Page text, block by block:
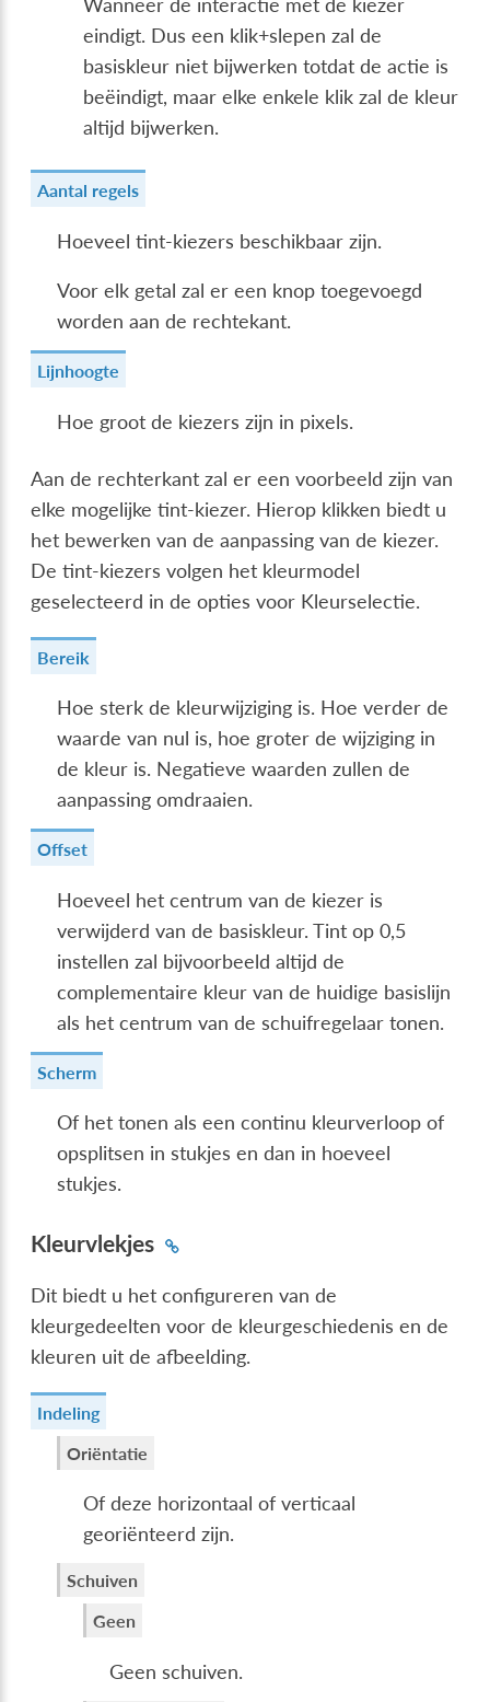
Wanneer de interactie met de kiezer
eindigt. Dus een klik+slepen zal de
basiskleur niet bijwerken totdat de actie is
beëindigt, maar elke enkele klik zal de kleur
altijd bijwerken.
Aantal regels
Hoeveel tint-kiezers beschikbaar zijn.
Voor elk getal zal er een knop toegevoegd
worden aan de rechtekant.
Lijnhoogte
Hoe groot de kiezers zijn in pixels.
Aan de rechterkant zal er een voorbeeld zijn van
elke mogelijke tint-kiezer. Hierop klikken biedt u
het bewerken van de aanpassing van de kiezer.
De tint-kiezers volgen het kleurmodel
geselecteerd in de opties voor Kleurselectie.
Bereik
Hoe sterk de kleurwijziging is. Hoe verder de
waarde van nul is, hoe groter de wijziging in
de kleur is. Negatieve waarden zullen de
aanpassing omdraaien.
Offset
Hoeveel het centrum van de kiezer is
verwijderd van de basiskleur. Tint op 0,5
instellen zal bijvoorbeeld altijd de
complementaire kleur van de huidige basislijn
als het centrum van de schuifregelaar tonen.
Scherm
Of het tonen als een continu kleurverloop of
opsplitsen in stukjes en dan in hoeveel
stukjes.
Kleurvlekjes
Dit biedt u het configureren van de
kleurgedeelten voor de kleurgeschiedenis en de
kleuren uit de afbeelding.
Indeling
Oriëntatie
Of deze horizontaal of verticaal
georiënteerd zijn.
Schuiven
Geen
Geen schuiven.